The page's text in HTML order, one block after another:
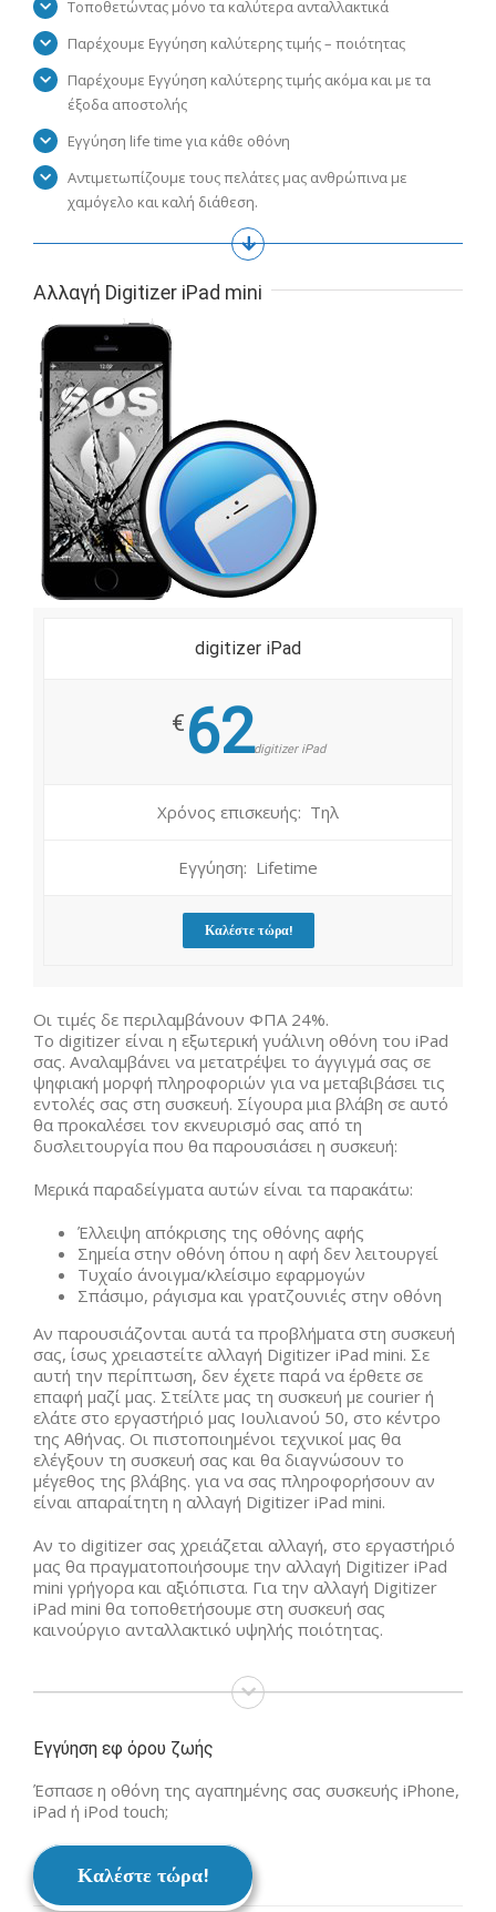
Τοποθετώντας μόνο τα καλύτερα ανταλλακτικά
Παρέχουμε Εγγύηση καλύτερης τιμής – ποιότητας
Παρέχουμε Εγγύηση καλύτερης τιμής ακόμα και με τα
έξοδα αποστολής
Εγγύηση life time για κάθε οθόνη
Αντιμετωπίζουμε τους πελάτες μας ανθρώπινα με
χαμόγελο και καλή διάθεση.
Αλλαγή Digitizer iPad mini
digitizer iPad
€ 62digitizer iPad
Χρόνος επισκευής: Τηλ
Εγγύηση: Lifetime
Καλέστε τώρα!
Οι τιμές δε περιλαμβάνουν ΦΠΑ 24%.
Το digitizer είναι η εξωτερική γυάλινη οθόνη του iPad
σας. Αναλαμβάνει να μετατρέψει το άγγιγμά σας σε
ψηφιακή μορφή πληροφοριών για να μεταβιβάσει τις
εντολές σας στη συσκευή. Σίγουρα μια βλάβη σε αυτό
θα προκαλέσει τον εκνευρισμό σας από τη
δυσλειτουργία που θα παρουσιάσει η συσκευή:
Μερικά παραδείγματα αυτών είναι τα παρακάτω:
Έλλειψη απόκρισης της οθόνης αφής
Σημεία στην οθόνη όπου η αφή δεν λειτουργεί
Τυχαίο άνοιγμα/κλείσιμο εφαρμογών
Σπάσιμο, ράγισμα και γρατζουνιές στην οθόνη
Αν παρουσιάζονται αυτά τα προβλήματα στη συσκευή
σας, ίσως χρειαστείτε αλλαγή Digitizer iPad mini. Σε
αυτή την περίπτωση, δεν έχετε παρά να έρθετε σε
επαφή μαζί μας. Στείλτε μας τη συσκευή με courier ή
ελάτε στο εργαστήριό μας Ιουλιανού 50, στο κέντρο
της Αθήνας. Οι πιστοποιημένοι τεχνικοί μας θα
ελέγξουν τη συσκευή σας και θα διαγνώσουν το
μέγεθος της βλάβης. για να σας πληροφορήσουν αν
είναι απαραίτητη η αλλαγή Digitizer iPad mini.
Αν το digitizer σας χρειάζεται αλλαγή, στο εργαστήριό
μας θα πραγματοποιήσουμε την αλλαγή Digitizer iPad
mini γρήγορα και αξιόπιστα. Για την αλλαγή Digitizer
iPad mini θα τοποθετήσουμε στη συσκευή σας
καινούργιο ανταλλακτικό υψηλής ποιότητας.
Εγγύηση εφ όρου ζωής
Έσπασε η οθόνη της αγαπημένης σας συσκευής iPhone,
iPad ή iPod touch;
Καλέστε τώρα!